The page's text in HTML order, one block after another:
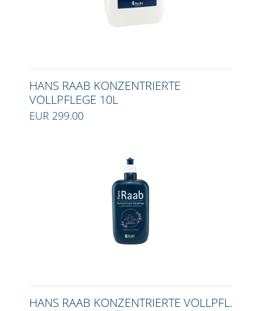
HANS RAAB KONZENTRIERTE
VOLLPFLEGE 10L
EUR 299.00
HANS RAAB KONZENTRIERTE VOLLPFL.